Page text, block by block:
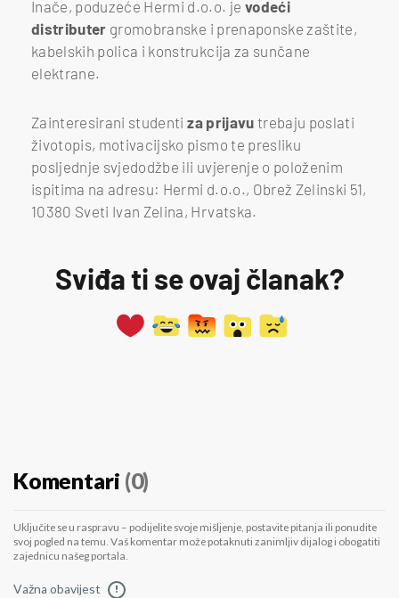
Inače, poduzeće Hermi d.o.o. je vodeći
distributer gromobranske i prenaponske zaštite,
kabelskih polica i konstrukcija za sunčane
elektrane.
Zainteresirani studentiza prijavu trebaju poslati
životopis, motivacijsko pismo te presliku
posljednje svjedodžbe ili uvjerenje o položenim
ispitima na adresu: Hermi d.o.o., Obrež Zelinski 51,
10380 Sveti Ivan Zelina, Hrvatska.
Sviđa ti se ovaj članak?
Komentari (0)
Uključite se u raspravu – podijelite svoje mišljenje, postavite pitanja ili ponudite
svoj pogled na temu. Vaš komentar može potaknuti zanimljiv dijalog i obogatiti
zajednicu našeg portala.
Važna obavijest !